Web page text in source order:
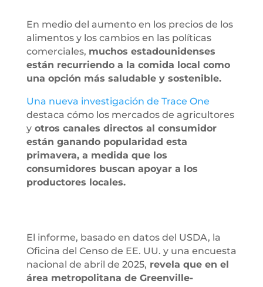
En medio del aumento en los precios de los
alimentos y los cambios en las políticas
comerciales, muchos estadounidenses
están recurriendo a la comida local como
una opción más saludable y sostenible.
Una nueva investigación de Trace One
destaca cómo los mercados de agricultores
yotros canales directos al consumidor
están ganando popularidad esta
primavera, a medida que los
consumidores buscan apoyar a los
productores locales.
El informe, basado en datos del USDA, la
Oficina del Censo de EE. UU. y una encuesta
nacional de abril de 2025, revela que en el
área metropolitana de Greenville-